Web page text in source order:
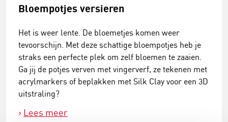
Bloempotjes versieren
Het is weer lente. De bloemetjes komen weer
tevoorschijn. Met deze schattige bloempotjes heb je
straks een perfecte plek om zelf bloemen te zaaien.
Ga jij de potjes verven met vingerverf, ze tekenen met
acrylmarkers of beplakken met Silk Clay voor een 3D
uitstraling?
Lees meer